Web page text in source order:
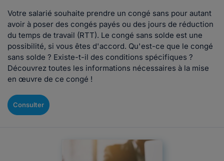
Votre salarié souhaite prendre un congé sans pour autant
avoir à poser des congés payés ou des jours de réduction
du temps de travail (RTT). Le congé sans solde est une
possibilité, si vous êtes d'accord. Qu'est-ce que le congé
sans solde ? Existe-t-il des conditions spécifiques ?
Découvrez toutes les informations nécessaires à la mise
en œuvre de ce congé !
Consulter